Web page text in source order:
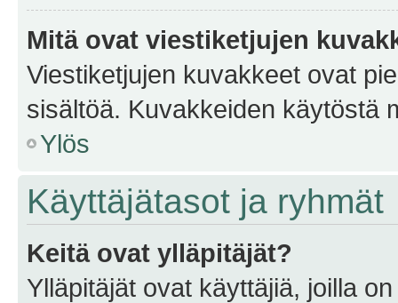
Mitä ovat viestiketjujen
Viestiketjujen kuvakkeet ovat
sisältöä. Kuvakkeiden käytöstä
Ylös
Käyttäjätasot ja ryhmät
Keitä ovat ylläpitäjät?
Ylläpitäjät ovat käyttäjiä, joilla